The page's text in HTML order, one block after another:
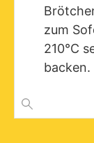
zum
210°C
backen.